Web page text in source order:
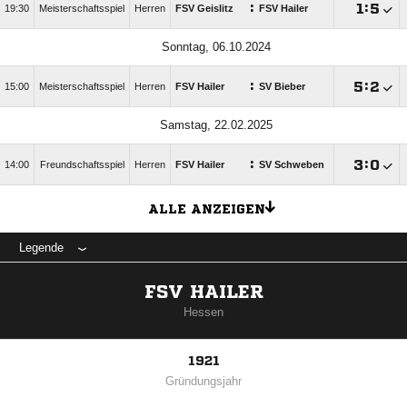
19:30 Meisterschaftsspiel Herren FSV Geislitz : FSV Hailer :
Sonntag, 06.10.2024
15:00 Meisterschaftsspiel Herren FSV Hailer : SV Bieber :
Samstag, 22.02.2025
14:00 Freundschaftsspiel Herren FSV Hailer : SV Schweben :
ALLE ANZEIGEN
Legende
FSV HAILER
Hessen
1921
Gründungsjahr